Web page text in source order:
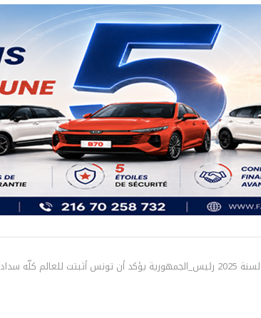
بمناسة تسلّم التقرير السنوي للبنك المركزي لسنة 2025 رئيس_الجمهورية يؤكد أن تونس أثبتت للعالم كلّه سداد